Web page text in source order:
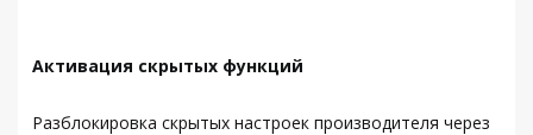
Активация скрытых функций
Разблокировка скрытых настроек производителя через